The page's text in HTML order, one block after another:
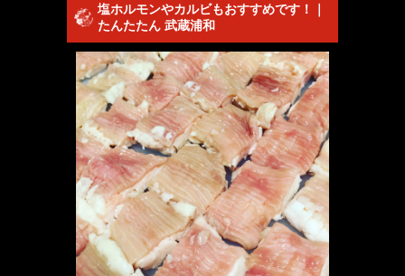
塩ホルモンやカルビもおすすめです！｜
たんたたん 武蔵浦和